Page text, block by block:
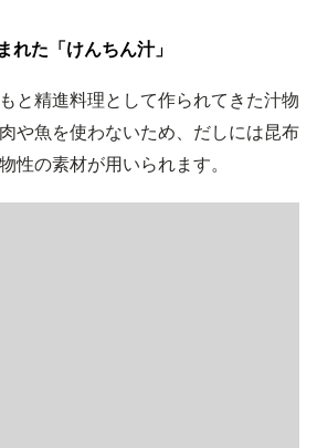
れた「けんちん汁」
と精進料理として作られてきた汁物
や魚を使わないため、だしには昆布
性の素材が用いられます。